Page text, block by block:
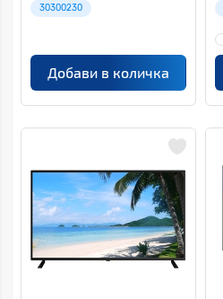
30300230
Добави в количка